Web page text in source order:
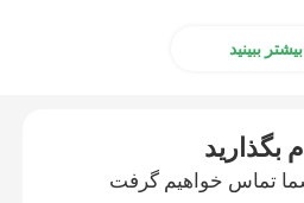
بیشتر ببینید
بگذارید
تماس خواهیم گرفت